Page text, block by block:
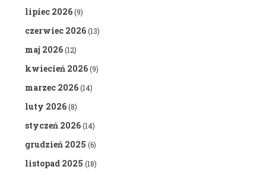
lipiec 2026(9)
czerwiec 2026(13)
maj 2026(12)
kwiecień 2026(9)
marzec 2026(14)
luty 2026(8)
styczeń 2026(14)
grudzień 2025 (6)
listopad 2025 (18)